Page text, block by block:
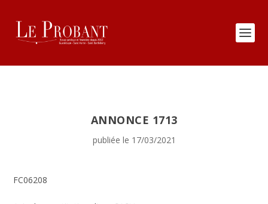
ANNONCE 1713
publiée le 17/03/2021
FC06208